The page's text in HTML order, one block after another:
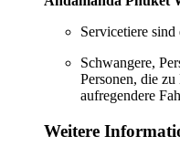
Servicetiere sind
Schwangere,
Personen, die
aufregendere
Weitere